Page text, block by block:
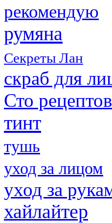
рекомендую
румяна
Секреты Лан
скраб для
Сто
тинт
тушь
уход за лицом
уход за
хайлайтер